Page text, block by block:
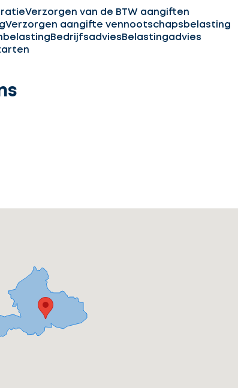
Verzorgen van de BTW aangiften
Verzorgen aangifte vennootschapsbelasting
Bedrijfsadvies Belastingadvies